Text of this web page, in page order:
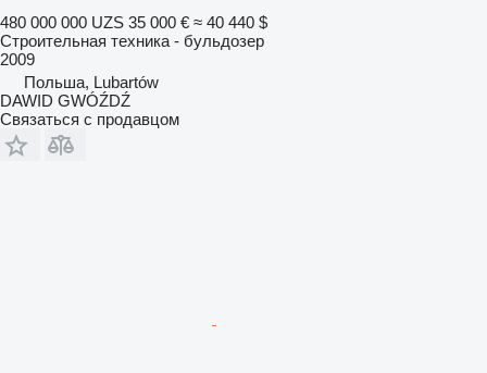
480 000 000 UZS 35 000 € ≈ 40 440 $
Строительная техника - бульдозер
2009
Польша, Lubartów
DAWID GWÓŹDŹ
Связаться с продавцом